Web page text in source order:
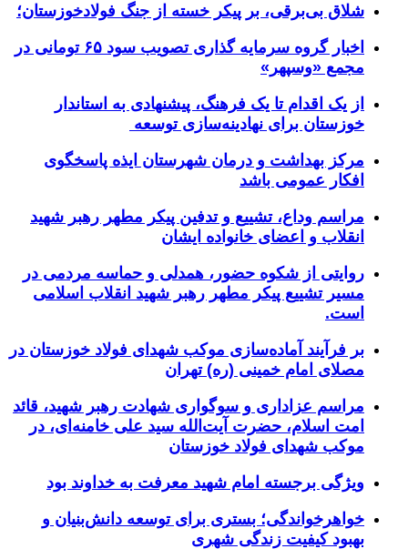
شلاق‌ بی‌برقی، بر پیکر خسته‌ از جنگ فولادخوزستان؛
اخبار گروه سرمایه گذاری تصویب سود ۶۵ تومانی در
مجمع «وسپهر»
از یک اقدام تا یک فرهنگ، پیشنهادی به استاندار
خوزستان برای نهادینه‌سازی توسعه
مرکز بهداشت و درمان شهرستان ایذه پاسخگوی
افکار عمومی باشد
مراسم وداع، تشییع و تدفین پیکر مطهر رهبر شهید
انقلاب و اعضای خانواده ایشان
روایتی از شکوه حضور، همدلی و حماسه مردمی در
مسیر تشییع پیکر مطهر رهبر شهید انقلاب اسلامی
است.
بر فرآیند آماده‌سازی موکب شهدای فولاد خوزستان در
مصلای امام خمینی (ره) تهران
مراسم عزاداری و سوگواری شهادت رهبر شهید، قائد
امت اسلام، حضرت آیت‌الله سید علی خامنه‌ای، در
موکب شهدای فولاد خوزستان
ویژگی برجسته امام شهید معرفت به خداوند بود
خواهرخواندگی؛ بستری برای توسعه دانش‌بنیان و
بهبود کیفیت زندگی شهری